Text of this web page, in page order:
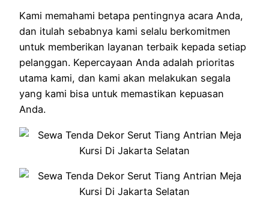
Kami memahami betapa pentingnya acara Anda,
dan itulah sebabnya kami selalu berkomitmen
untuk memberikan layanan terbaik kepada setiap
pelanggan. Kepercayaan Anda adalah prioritas
utama kami, dan kami akan melakukan segala
yang kami bisa untuk memastikan kepuasan
Anda.